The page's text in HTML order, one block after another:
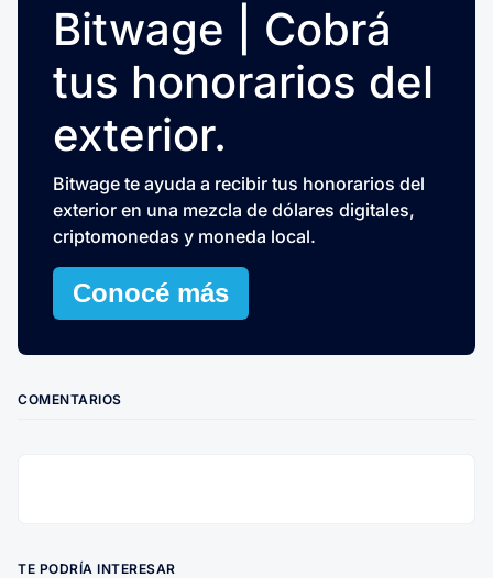
Bitwage | Cobrá
tus honorarios del
exterior.
Bitwage te ayuda a recibir tus honorarios del
exterior en una mezcla de dólares digitales,
criptomonedas y moneda local.
Conocé más
COMENTARIOS
TE PODRÍA INTERESAR